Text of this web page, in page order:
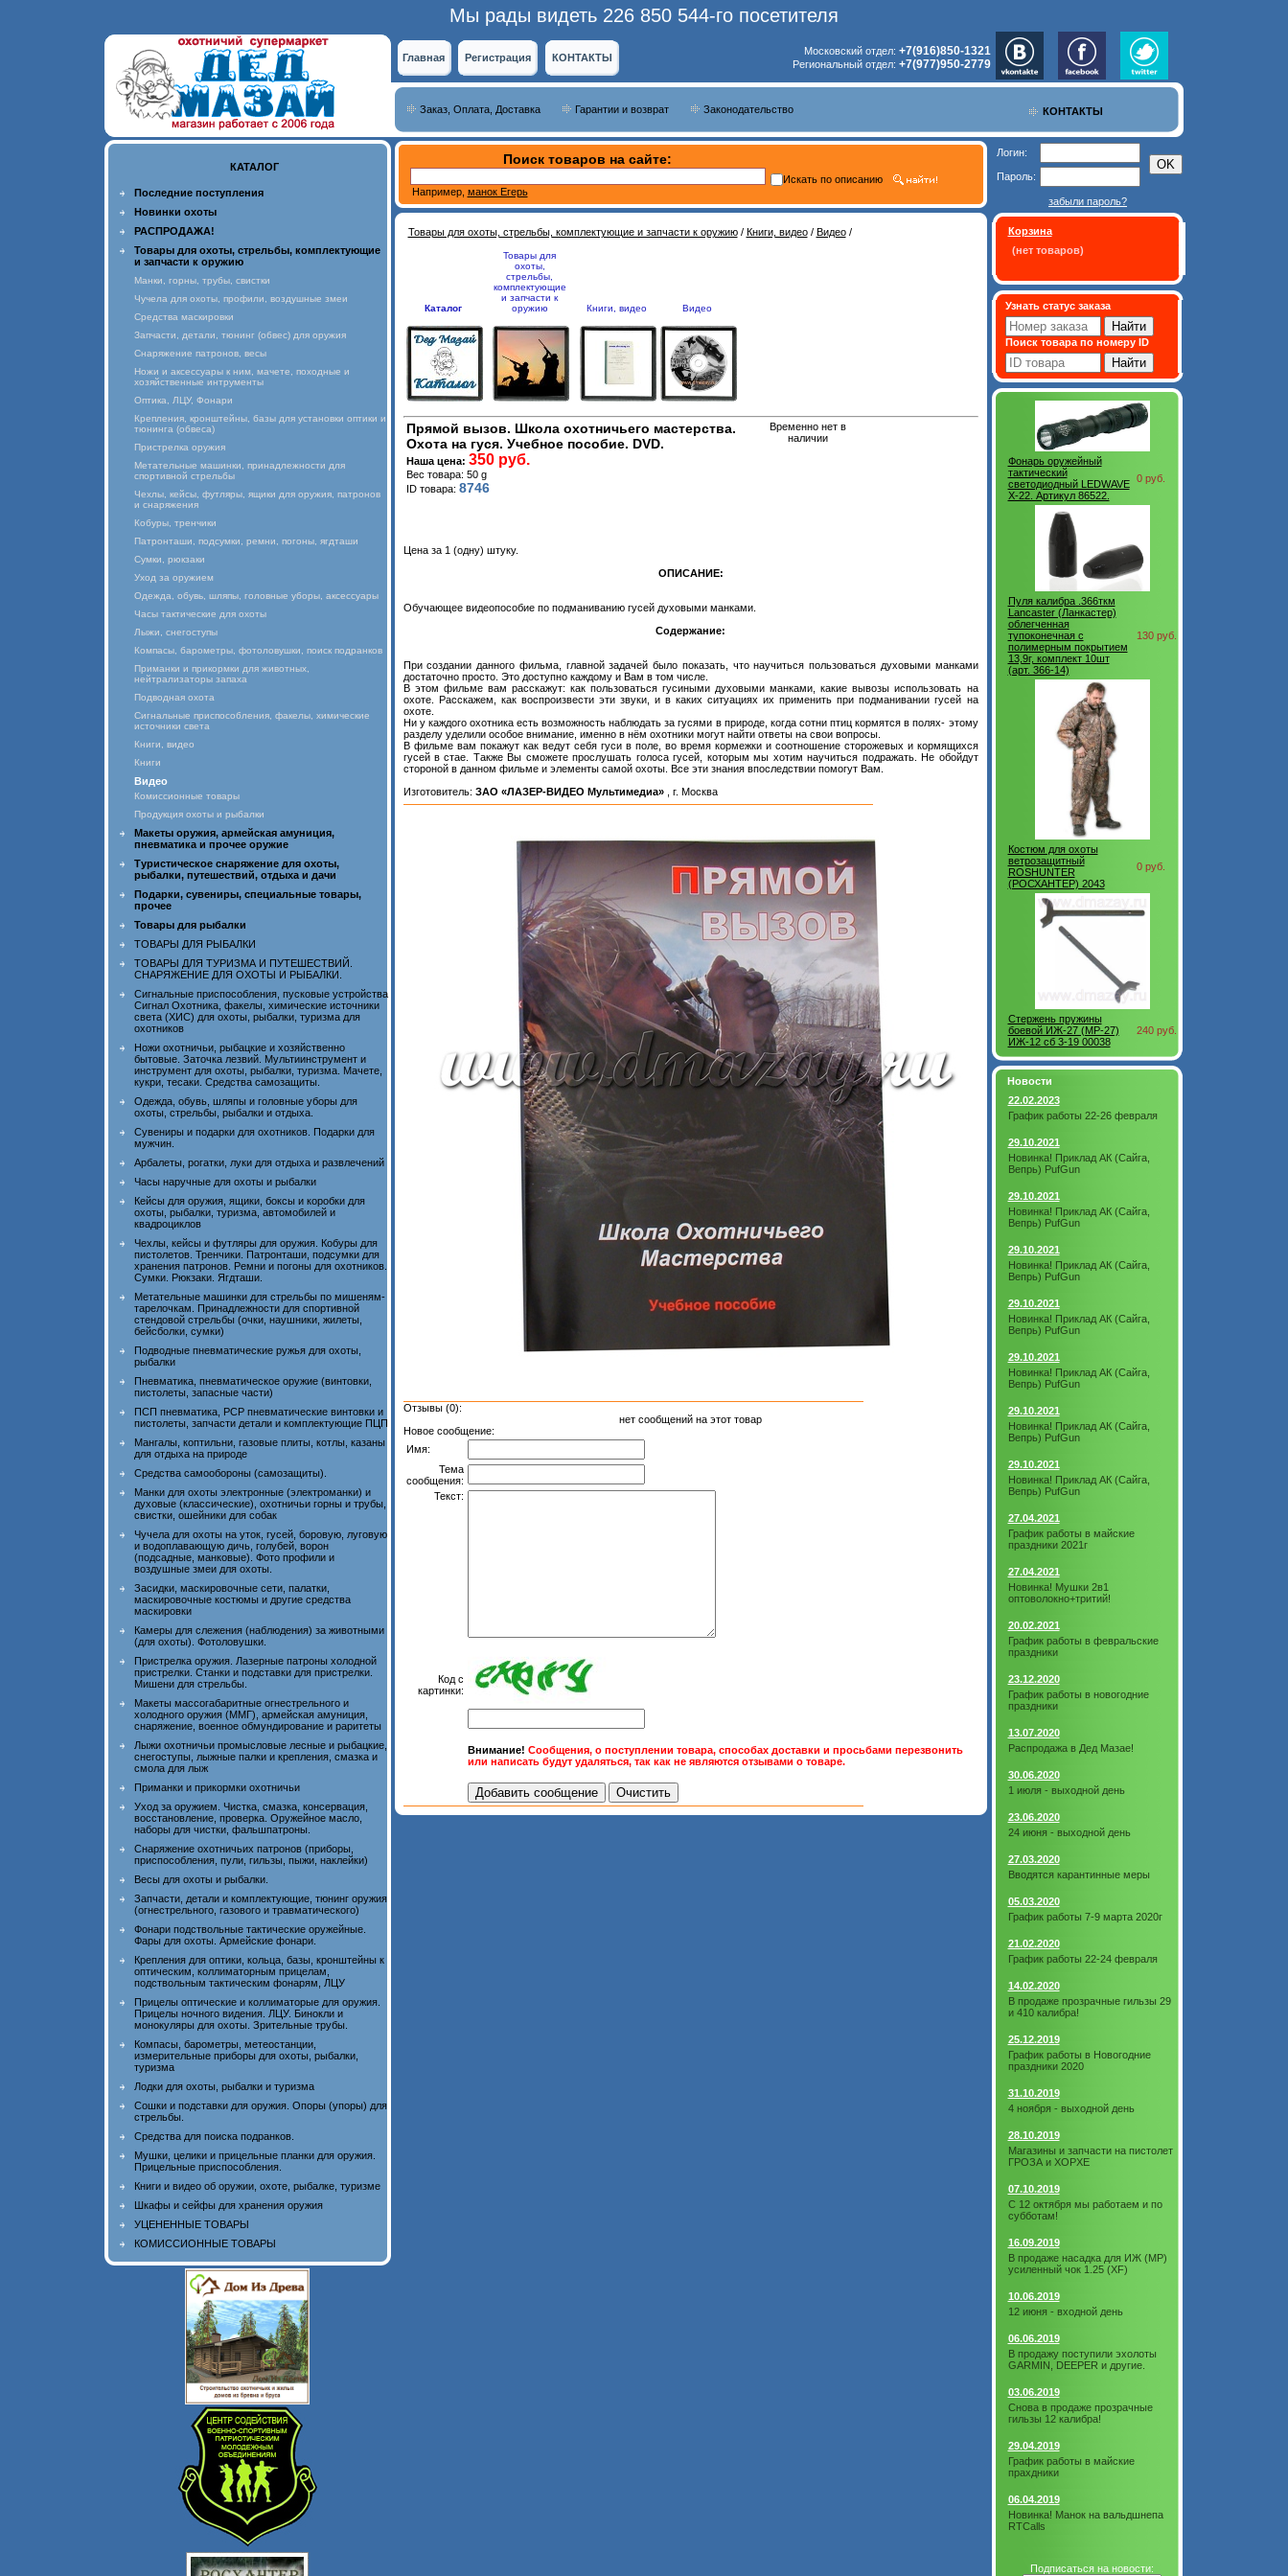
Мы рады видеть 226 850 544-го посетителя
Главная Регистрация КОНТАКТЫ
Московский отдел: +7(916)850-1321
Региональный отдел: +7(977)950-2779
КОНТАКТЫ
Заказ, Оплата, Доставка Гарантии и возврат Законодательство
КАТАЛОГ
Последние поступления
Новинки охоты
РАСПРОДАЖА!
Товары для охоты, стрельбы, комплектующие
и запчасти к оружию
Манки, горны, трубы, свистки
Чучела для охоты, профили, воздушные змеи
Средства маскировки
Запчасти, детали, тюнинг (обвес) для оружия
Снаряжение патронов, весы
Ножи и аксессуары к ним, мачете, походные и
хозяйственные интрументы
Оптика, ЛЦУ, Фонари
Крепления, кронштейны, базы для установки оптики и
тюнинга (обвеса)
Пристрелка оружия
Метательные машинки, принадлежности для
спортивной стрельбы
Чехлы, кейсы, футляры, ящики для оружия, патронов
и снаряжения
Кобуры, тренчики
Патронташи, подсумки, ремни, погоны, ягдташи
Сумки, рюкзаки
Уход за оружием
Одежда, обувь, шляпы, головные уборы, аксессуары
Часы тактические для охоты
Лыжи, снегоступы
Компасы, барометры, фотоловушки, поиск подранков
Приманки и прикормки для животных,
нейтрализаторы запаха
Подводная охота
Сигнальные приспособления, факелы, химические
источники света
Книги, видео
Книги
Видео
Комиссионные товары
Продукция охоты и рыбалки
Макеты оружия, армейская амуниция,
пневматика и прочее оружие
Туристическое снаряжение для охоты,
рыбалки, путешествий, отдыха и дачи
Подарки, сувениры, специальные товары,
прочее
Товары для рыбалки
ТОВАРЫ ДЛЯ РЫБАЛКИ
ТОВАРЫ ДЛЯ ТУРИЗМА И ПУТЕШЕСТВИЙ.
СНАРЯЖЕНИЕ ДЛЯ ОХОТЫ И РЫБАЛКИ.
Сигнальные приспособления, пусковые устройства
Сигнал Охотника, факелы, химические источники
света (ХИС) для охоты, рыбалки, туризма для
охотников
Ножи охотничьи, рыбацкие и хозяйственно
бытовые. Заточка лезвий. Мультиинструмент и
инструмент для охоты, рыбалки, туризма. Мачете,
кукри, тесаки. Средства самозащиты.
Одежда, обувь, шляпы и головные уборы для
охоты, стрельбы, рыбалки и отдыха.
Сувениры и подарки для охотников. Подарки для
мужчин.
Арбалеты, рогатки, луки для отдыха и развлечений
Часы наручные для охоты и рыбалки
Кейсы для оружия, ящики, боксы и коробки для
охоты, рыбалки, туризма, автомобилей и
квадроциклов
Чехлы, кейсы и футляры для оружия. Кобуры для
пистолетов. Тренчики. Патронташи, подсумки для
хранения патронов. Ремни и погоны для охотников.
Сумки. Рюкзаки. Ягдташи.
Метательные машинки для стрельбы по мишеням-
тарелочкам. Принадлежности для спортивной
стендовой стрельбы (очки, наушники, жилеты,
бейсболки, сумки)
Подводные пневматические ружья для охоты,
рыбалки
Пневматика, пневматическое оружие (винтовки,
пистолеты, запасные части)
ПСП пневматика, PCP пневматические винтовки и
пистолеты, запчасти детали и комплектующие ПЦП
Мангалы, коптильни, газовые плиты, котлы, казаны
для отдыха на природе
Средства самообороны (самозащиты).
Манки для охоты электронные (электроманки) и
духовые (классические), охотничьи горны и трубы,
свистки, ошейники для собак
Чучела для охоты на уток, гусей, боровую, луговую
и водоплавающую дичь, голубей, ворон
(подсадные, манковые). Фото профили и
воздушные змеи для охоты.
Засидки, маскировочные сети, палатки,
маскировочные костюмы и другие средства
маскировки
Камеры для слежения (наблюдения) за животными
(для охоты). Фотоловушки.
Пристрелка оружия. Лазерные патроны холодной
пристрелки. Станки и подставки для пристрелки.
Мишени для стрельбы.
Макеты массогабаритные огнестрельного и
холодного оружия (ММГ), армейская амуниция,
снаряжение, военное обмундирование и раритеты
Лыжи охотничьи промысловые лесные и рыбацкие,
снегоступы, лыжные палки и крепления, смазка и
смола для лыж
Приманки и прикормки охотничьи
Уход за оружием. Чистка, смазка, консервация,
восстановление, проверка. Оружейное масло,
наборы для чистки, фальшпатроны.
Снаряжение охотничьих патронов (приборы,
приспособления, пули, гильзы, пыжи, наклейки)
Весы для охоты и рыбалки.
Запчасти, детали и комплектующие, тюнинг оружия
(огнестрельного, газового и травматического)
Фонари подствольные тактические оружейные.
Фары для охоты. Армейские фонари.
Крепления для оптики, кольца, базы, кронштейны к
оптическим, коллиматорным прицелам,
подствольным тактическим фонарям, ЛЦУ
Прицелы оптические и коллиматорые для оружия.
Прицелы ночного видения. ЛЦУ. Бинокли и
монокуляры для охоты. Зрительные трубы.
Компасы, барометры, метеостанции,
измерительные приборы для охоты, рыбалки,
туризма
Лодки для охоты, рыбалки и туризма
Сошки и подставки для оружия. Опоры (упоры) для
стрельбы.
Средства для поиска подранков.
Мушки, целики и прицельные планки для оружия.
Прицельные приспособления.
Книги и видео об оружии, охоте, рыбалке, туризме
Шкафы и сейфы для хранения оружия
УЦЕНЕННЫЕ ТОВАРЫ
КОМИССИОННЫЕ ТОВАРЫ
Поиск товаров на сайте:
Например, манок Егерь
Искать по описанию
Товары для охоты, стрельбы, комплектующие и запчасти к оружию/ Книги, видео/ Видео/
Каталог
Товары для
охоты,
стрельбы,
комплектующие
и запчасти к
оружию
Книги, видео Видео
Прямой вызов. Школа охотничьего мастерства.
Охота на гуся. Учебное пособие. DVD.
Наша цена: 350 руб.
Вес товара: 50 g
ID товара: 8746
Временно нет в
наличии
Цена за 1 (одну) штуку.
ОПИСАНИЕ:
Обучающее видеопособие по подманиванию гусей духовыми манками.
Содержание:
При создании данного фильма, главной задачей было показать, что научиться пользоваться духовыми манками
достаточно просто. Это доступно каждому и Вам в том числе.
В этом фильме вам расскажут: как пользоваться гусиными духовыми манками, какие вывозы использовать на
охоте. Расскажем, как воспроизвести эти звуки, и в каких ситуациях их применить при подманивании гусей на
охоте.
Ни у каждого охотника есть возможность наблюдать за гусями в природе, когда сотни птиц кормятся в полях- этому
разделу уделили особое внимание, именно в нём охотники могут найти ответы на свои вопросы.
В фильме вам покажут как ведут себя гуси в поле, во время кормежки и соотношение сторожевых и кормящихся
гусей в стае. Также Вы сможете прослушать голоса гусей, которым мы хотим научиться подражать. Не обойдут
стороной в данном фильме и элементы самой охоты. Все эти знания впоследствии помогут Вам.
Изготовитель: ЗАО «ЛАЗЕР-ВИДЕО Мультимедиа» , г. Москва
Отзывы (0):
нет сообщений на этот товар
Новое сообщение:
Имя:
Тема
сообщения:
Текст:
Код с
картинки:
Внимание! Сообщения, о поступлении товара, способах доставки и просьбами перезвонить
или написать будут удаляться, так как не являются отзывами о товаре.
Логин:
Пароль:
забыли пароль?
Корзина
(нет товаров)
Узнать статус заказа
Поиск товара по номеру ID
Фонарь оружейный
тактический
светодиодный LEDWAVE
X-22. Артикул 86522.
0 руб.
Пуля калибра .366ткм
Lancaster (Ланкастер)
облегченная
тупоконечная с
полимерным покрытием
13,9г, комплект 10шт
(арт. 366-14)
130 руб.
Костюм для охоты
ветрозащитный
ROSHUNTER
(РОСХАНТЕР) 2043
0 руб.
Стержень пружины
боевой ИЖ-27 (MP-27)
ИЖ-12 сб 3-19 00038
240 руб.
Новости
22.02.2023
График работы 22-26 февраля
29.10.2021
Новинка! Приклад АК (Сайга,
Вепрь) PufGun
29.10.2021
Новинка! Приклад АК (Сайга,
Вепрь) PufGun
29.10.2021
Новинка! Приклад АК (Сайга,
Вепрь) PufGun
29.10.2021
Новинка! Приклад АК (Сайга,
Вепрь) PufGun
29.10.2021
Новинка! Приклад АК (Сайга,
Вепрь) PufGun
29.10.2021
Новинка! Приклад АК (Сайга,
Вепрь) PufGun
29.10.2021
Новинка! Приклад АК (Сайга,
Вепрь) PufGun
27.04.2021
График работы в майские
праздники 2021г
27.04.2021
Новинка! Мушки 2в1
оптоволокно+тритий!
20.02.2021
График работы в февральские
праздники
23.12.2020
График работы в новогодние
праздники
13.07.2020
Распродажа в Дед Мазае!
30.06.2020
1 июля - выходной день
23.06.2020
24 июня - выходной день
27.03.2020
Вводятся карантинные меры
05.03.2020
График работы 7-9 марта 2020г
21.02.2020
График работы 22-24 февраля
14.02.2020
В продаже прозрачные гильзы 29
и 410 калибра!
25.12.2019
График работы в Новогодние
праздники 2020
31.10.2019
4 ноября - выходной день
28.10.2019
Магазины и запчасти на пистолет
ГРОЗА и ХОРХЕ
07.10.2019
С 12 октября мы работаем и по
субботам!
16.09.2019
В продаже насадка для ИЖ (МР)
усиленный чок 1.25 (XF)
10.06.2019
12 июня - входной день
06.06.2019
В продажу поступили эхолоты
GARMIN, DEEPER и другие.
03.06.2019
Снова в продаже прозрачные
гильзы 12 калибра!
29.04.2019
График работы в майские
прахдники
06.04.2019
Новинка! Манок на вальдшнепа
RTCalls
Подписаться на новости: